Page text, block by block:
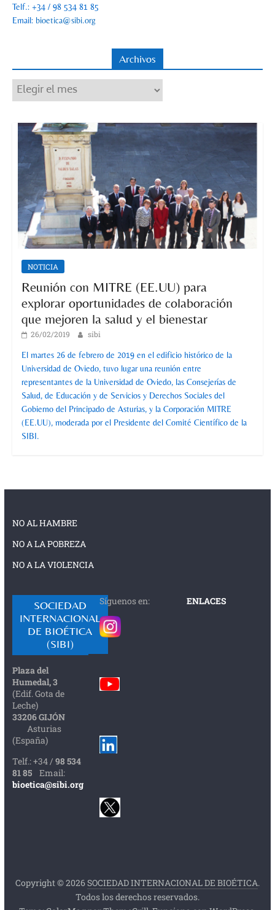
Telf.: +34 / 98 534 81 85
Email: bioetica@sibi.org
Archivos
Archivos
NOTICIA
Reunión con MITRE (EE.UU) para
explorar oportunidades de colaboración
que mejoren la salud y el bienestar
26/02/2019 sibi
El martes 26 de febrero de 2019 en el edificio histórico de la
Universidad de Oviedo, tuvo lugar una reunión entre
representantes de la Universidad de Oviedo, las Consejerías de
Salud, de Educación y de Servicios y Derechos Sociales del
Gobierno del Principado de Asturias, y la Corporación MITRE
(EE.UU), moderada por el Presidente del Comité Científico de la
SIBI.
NO AL HAMBRE
NO A LA POBREZA
NO A LA VIOLENCIA
SOCIEDAD
INTERNACIONAL
DE BIOÉTICA
(SIBI)
Plaza del
Humedal, 3
(Edif. Gota de
Leche)
33206 GIJÓN
Asturias
(España)
Telf.: +34 / 98 534
81 85
Email:
bioetica@sibi.org
Síguenos en: ENLACES
Copyright © 2026SOCIEDAD INTERNACIONAL DE BIOÉTICA.
Todos los derechos reservados.